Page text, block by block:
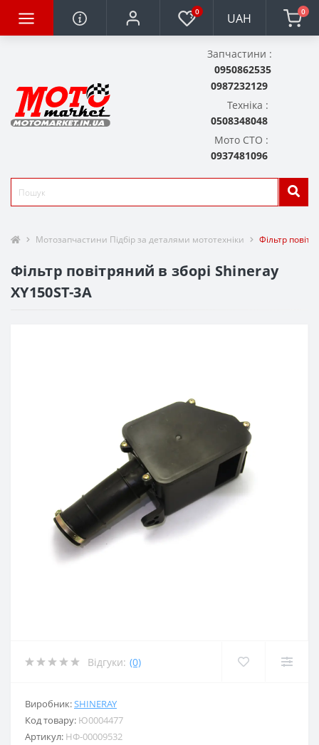
0 UAH 0
Запчастини :
0950862535
0987232129
Техніка :
0508348048
Мото СТО :
0937481096
Мотозапчастини Підбір за деталями мототехніки Фільтр
Фільтр повітряний в зборі Shineray
XY150ST-3A
Відгуки: (0)
Виробник:SHINERAY
Код товару: Ю0004477
Артикул: НФ-00009532